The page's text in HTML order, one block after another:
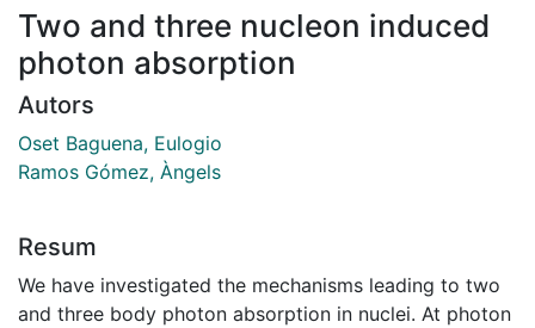
Two and three nucleon induced
photon absorption
Autors
Oset Baguena, Eulogio
Ramos Gómez, Àngels
Resum
We have investigated the mechanisms leading to two
and three body photon absorption in nuclei. At photon